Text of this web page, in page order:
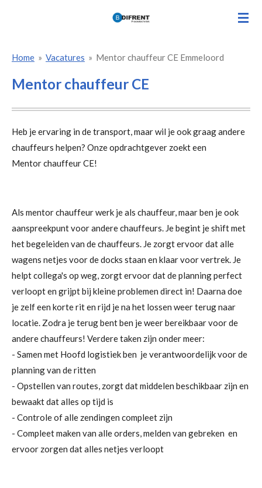
deHome » Vacatures » Mentor chauffeur CE Emmeloord
Mentor chauffeur CE
Heb je ervaring in de transport, maar wil je ook graag andere
chauffeurs helpen? Onze opdrachtgever zoekt een
Mentor chauffeur CE!
Als mentor chauffeur werk je als chauffeur, maar ben je ook
aanspreekpunt voor andere chauffeurs. Je begint je shift met
het begeleiden van de chauffeurs. Je zorgt ervoor dat alle
wagens netjes voor de docks staan en klaar voor vertrek. Je
helpt collega's op weg, zorgt ervoor dat de planning perfect
verloopt en grijpt bij kleine problemen direct in! Daarna doe
je zelf een korte rit en rijd je na het lossen weer terug naar
locatie. Zodra je terug bent ben je weer bereikbaar voor de
andere chauffeurs! Verdere taken zijn onder meer:
- Samen met Hoofd logistiek ben je verantwoordelijk voor de
planning van de ritten
- Opstellen van routes, zorgt dat middelen beschikbaar zijn en
bewaakt dat alles op tijd is
- Controle of alle zendingen compleet zijn
- Compleet maken van alle orders, melden van gebreken en
ervoor zorgen dat alles netjes verloopt